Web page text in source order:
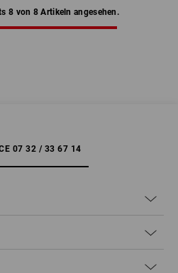
8 von 8 Artikeln angesehen.
07 32 / 33 67 14